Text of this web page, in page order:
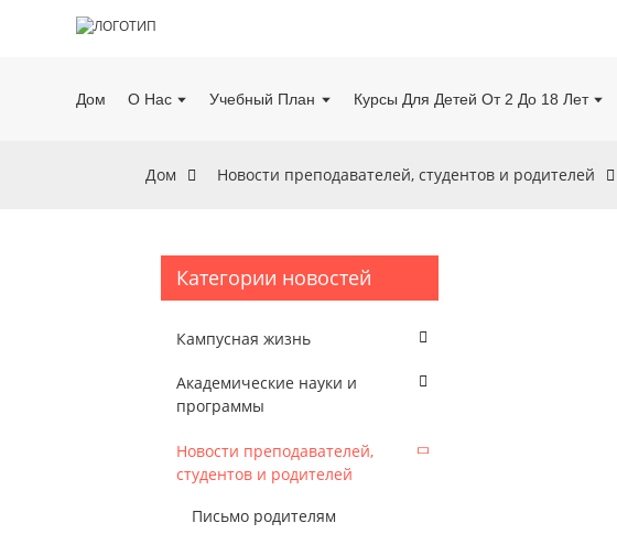
Дом О Нас Учебный План Курсы Для Детей От 2 До 18 Лет
Дом Новости преподавателей, студентов и родителей
Категории новостей
Кампусная жизнь
Академические науки и
программы
Новости преподавателей,
студентов и родителей
Письмо родителям